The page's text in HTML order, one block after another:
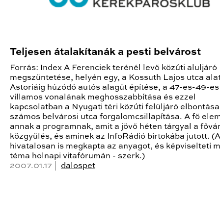
Teljesen átalakítanák a pesti belvárost
Forrás: Index A Ferenciek terénél levő közúti aluljáró
megszüntetése, helyén egy, a Kossuth Lajos utca
Astoriáig húzódó autós alagút építése, a 47-es-49-es
villamos vonalának meghosszabbítása és ezzel
kapcsolatban a Nyugati téri közúti felüljáró
számos belvárosi utca forgalomcsillapítása. A fő
annak a programnak, amit a jövő héten tárgyal a
közgyűlés, és aminek az InfoRádió birtokába jutott.
hivatalosan is megkapta az anyagot, és képviselteti
téma holnapi vitafórumán - szerk.)
2007.01.17 | dalospet